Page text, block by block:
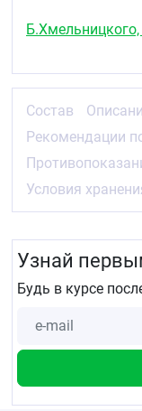
человеке и не
Обработанную
пакете.
Хранить при t⁰
лекарств и
детей месте.
Срок
3 года.
Состав
Рекомендации
Условия
Узнай
Будь в курсе